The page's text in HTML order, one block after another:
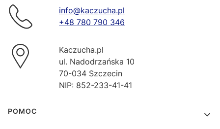
info@kaczucha.pl
+48 780 790 346
Kaczucha.pl
ul. Nadodrzańska 10
70-034 Szczecin
NIP: 852-233-41-41
Linki w stopce
POMOC